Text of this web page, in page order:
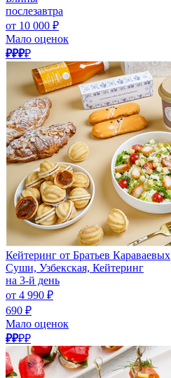
послезавтра
от 10 000 ₽
Мало оценок
₽₽₽₽
Кейтеринг от Братьев Караваевых
Суши, Узбекская, Кейтеринг
на 3-й день
от 4 990 ₽
690 ₽
Мало оценок
₽₽₽₽